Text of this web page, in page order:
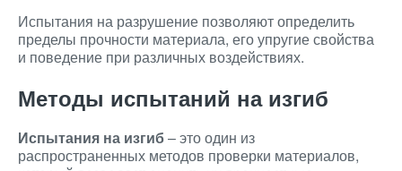
Испытания на разрушение позволяют определить
пределы прочности материала, его упругие свойства
и поведение при различных воздействиях.
Методы испытаний на изгиб
Испытания на изгиб– это один из
распространенных методов проверки материалов,